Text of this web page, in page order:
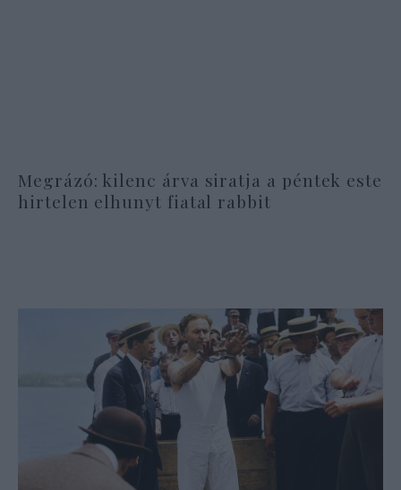
Megrázó: kilenc árva siratja a péntek este
hirtelen elhunyt fiatal rabbit